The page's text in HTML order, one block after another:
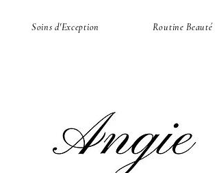
Soins d'Exception Routine Beauté